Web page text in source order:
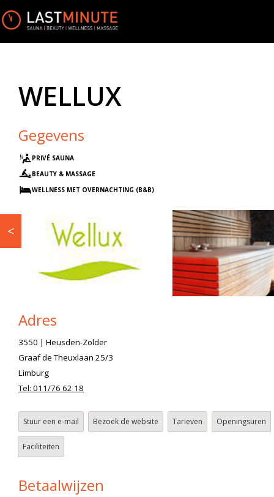
WELLUX
Gegevens
PRIVÉ SAUNA
BEAUTY & MASSAGE
WELLNESS MET OVERNACHTING (B&B)
Adres
3550 | Heusden-Zolder
Graaf de Theuxlaan 25/3
Limburg
Tel: 011/76 62 18
Stuur een e-mail Bezoek de website Tarieven Openingsuren
Faciliteiten
Betaalwijzen
<